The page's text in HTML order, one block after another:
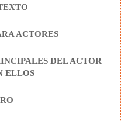
ACTORES
DEL ACTOR
ELLOS